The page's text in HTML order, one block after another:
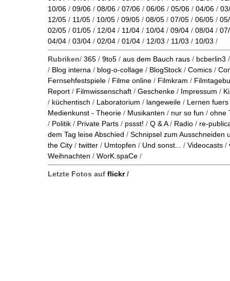
10/06 / 09/06 / 08/06 / 07/06 / 06/06 / 05/06 / 04/06 /
12/05 / 11/05 / 10/05 / 09/05 / 08/05 / 07/05 / 06/05 /
02/05 / 01/05 / 12/04 / 11/04 / 10/04 / 09/04 / 08/04 /
04/04 / 03/04 / 02/04 / 01/04 / 12/03 / 11/03 / 10/03 /
Rubriken/ 365 / 9to5 / aus dem Bauch raus / bcberlin3
/ Blog interna / blog-o-collage / BlogStock / Comics /
Fernsehfestspiele / Filme online / Filmkram /
Report / Filmwissenschaft / Geschenke / Impressum /
/ küchentisch / Laboratorium / langeweile / Lernen
Medienkunst - Theorie / Musikanten / nur so fun / ohne
/ Politik / Private Parts / pssst! / Q & A/ Radio / re-
dem Tag leise Abschied / Schnipsel zum Ausschneiden
the City / twitter / Umtopfen / Und sonst... / Videocasts /
Weihnachten / WorK.spaCe /
Letzte Fotos auf flickr/